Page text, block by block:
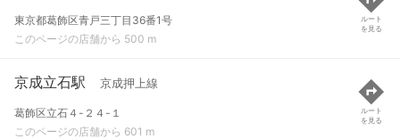
東京都葛飾区青戸三丁目36番1号
このページの店舗から 500 m
ルート
を見る
京成立石駅 京成押上線
葛飾区立石４-２４-１
このページの店舗から 601 m
ルート
を見る